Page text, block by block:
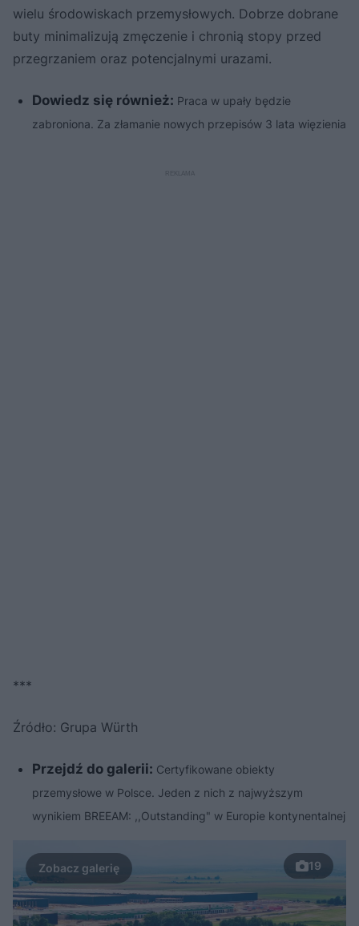
wielu środowiskach przemysłowych. Dobrze dobrane
buty minimalizują zmęczenie i chronią stopy przed
przegrzaniem oraz potencjalnymi urazami.
Dowiedz się również: Praca w upały będzie
zabroniona. Za złamanie nowych przepisów 3 lata więzienia
***
Źródło: Grupa Würth
Przejdź do galerii: Certyfikowane obiekty
przemysłowe w Polsce. Jeden z nich z najwyższym
wynikiem BREEAM: ,,Outstanding" w Europie kontynentalnej
19